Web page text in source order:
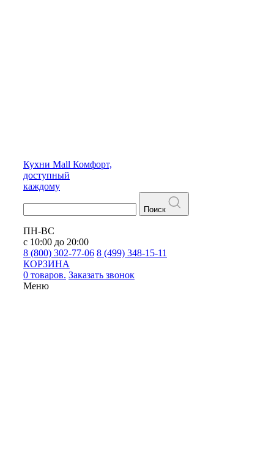
Кухни Mall Комфорт,
доступный
каждому
Поиск
ПН-ВС
с 10:00 до 20:00
8 (800) 302-77-06 8 (499) 348-15-11
КОРЗИНА
0 товаров. Заказать звонок
Меню